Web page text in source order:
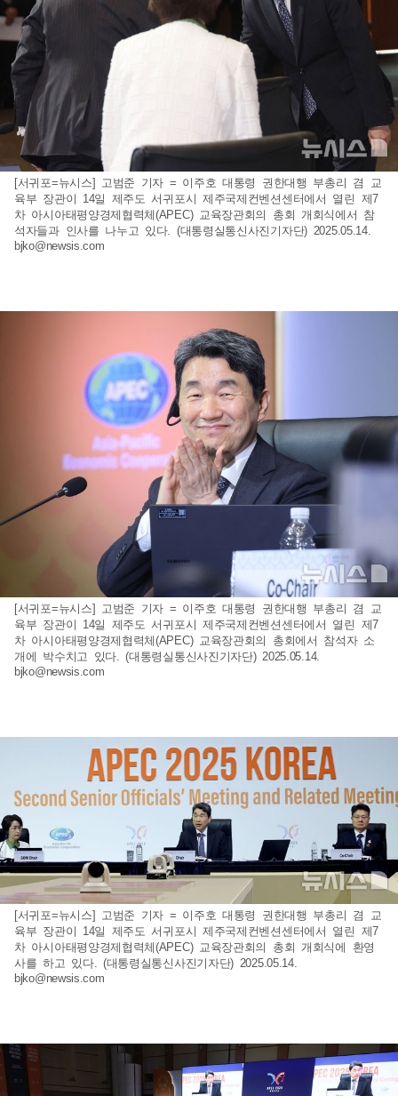
[서귀포=뉴시스] 고범준 기자 = 이주호 대통령 권한대행 부총리 겸 교
육부 장관이 14일 제주도 서귀포시 제주국제컨벤션센터에서 열린 제7
차 아시아태평양경제협력체(APEC) 교육장관회의 총회 개회식에서 참
석자들과 인사를 나누고 있다. (대통령실통신사진기자단) 2025.05.14.
bjko@newsis.com
[서귀포=뉴시스] 고범준 기자 = 이주호 대통령 권한대행 부총리 겸 교
육부 장관이 14일 제주도 서귀포시 제주국제컨벤션센터에서 열린 제7
차 아시아태평양경제협력체(APEC) 교육장관회의 총회에서 참석자 소
개에 박수치고 있다. (대통령실통신사진기자단) 2025.05.14.
bjko@newsis.com
[서귀포=뉴시스] 고범준 기자 = 이주호 대통령 권한대행 부총리 겸 교
육부 장관이 14일 제주도 서귀포시 제주국제컨벤션센터에서 열린 제7
차 아시아태평양경제협력체(APEC) 교육장관회의 총회 개회식에 환영
사를 하고 있다. (대통령실통신사진기자단) 2025.05.14.
bjko@newsis.com